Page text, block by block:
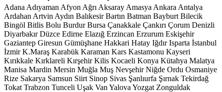
Adana Adıyaman Afyon Ağrı Aksaray Amasya Ankara Antalya
Ardahan Artvin Aydın Balıkesir Bartın Batman Bayburt Bilecik
Bingöl Bitlis Bolu Burdur Bursa Çanakkale Çankırı Çorum Denizli
Diyarbakır Düzce Edirne Elazığ Erzincan Erzurum Eskişehir
Gaziantep Giresun Gümüşhane Hakkari Hatay Iğdır Isparta İstanbul
İzmir K.Maraş Karabük Karaman Kars Kastamonu Kayseri
Kırıkkale Kırklareli Kırşehir Kilis Kocaeli Konya Kütahya Malatya
Manisa Mardin Mersin Muğla Muş Nevşehir Niğde Ordu Osmaniye
Rize Sakarya Samsun Siirt Sinop Sivas Şanlıurfa Şırnak Tekirdağ
Tokat Trabzon Tunceli Uşak Van Yalova Yozgat Zonguldak